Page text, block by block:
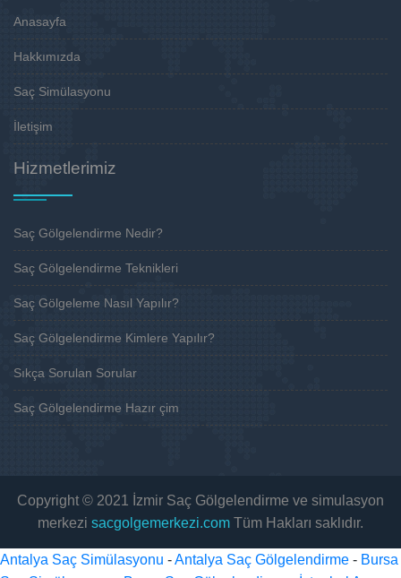
Anasayfa
Hakkımızda
Saç Simülasyonu
İletişim
Hizmetlerimiz
Saç Gölgelendirme Nedir?
Saç Gölgelendirme Teknikleri
Saç Gölgeleme Nasıl Yapılır?
Saç Gölgelendirme Kimlere Yapılır?
Sıkça Sorulan Sorular
Saç Gölgelendirme Hazır çim
Copyright © 2021 İzmir Saç Gölgelendirme ve simulasyon
merkezi sacgolgemerkezi.com Tüm Hakları saklıdır.
Antalya Saç Simülasyonu -Antalya Saç Gölgelendirme - Bursa